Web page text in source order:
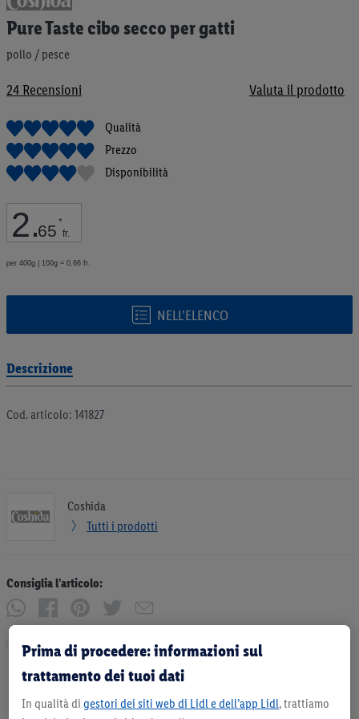
Pure Taste cibo secco per gatti
pollo / pesce
24Recensioni Valuta il prodotto
Qualità
Prezzo
Disponibilità
2.65 *
fr.
per 400g | 100g = 0,66 fr.
NELL’ELENCO
all'inizio
della
di
Descrizione
Cod. articolo: 141827
Coshida
Tutti i prodotti
Consiglia l’articolo:
Stampa
Prima di procedere: informazioni sul
trattamento dei tuoi dati
In qualità di gestori dei siti web di Lidl e dell’app Lidl, trattiamo